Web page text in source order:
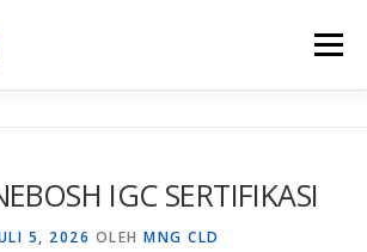
Menu
IGC SERTIFIKASI
5, 2026 OLEH MNG CLD